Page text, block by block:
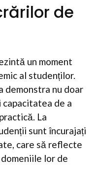
de
un moment
al studenților.
demonstra nu doar
de a
La
sunt încurajați
care să reflecte
lor de